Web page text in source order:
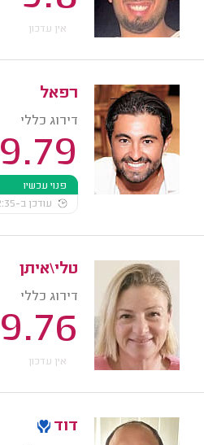
אין עדכון
רפאל
דירוג כללי
9.79
פנוי עכשיו
עודכן ב-22:35
טלי\איתן
דירוג כללי
9.76
אין עדכון
דוד